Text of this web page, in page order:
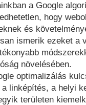
a Google
hogy
és
ismerik ezeket a
növelésében.
optimalizálás
a linképítés, a helyi
területen